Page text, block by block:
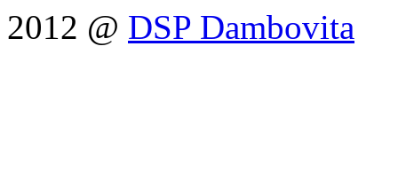
2012 @ DSP Dambovita